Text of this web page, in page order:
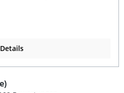
und sorgen für eine
und optimalem Rundlauf –
effektiv vor Korrosion
erfolgt einfach: Die
Details